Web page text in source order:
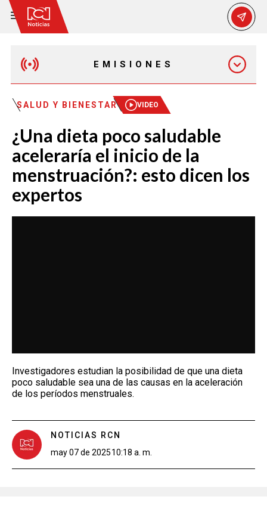
EMISIONES
MAÑANA EXPRESS
EMISIÓN 12:30 PM
EMISIÓN 7:00 PM
EMISIÓN 11:30 PM
SALUD Y BIENESTAR VIDEO
¿Una dieta poco saludable
aceleraría el inicio de la
menstruación?: esto dicen los
expertos
Investigadores estudian la posibilidad de que una dieta
poco saludable sea una de las causas en la aceleración
de los períodos menstruales.
NOTICIAS RCN
may 07 de 202510:18 a. m.